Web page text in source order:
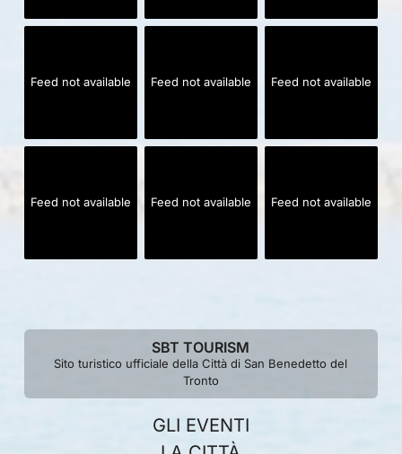
Feed not available Feed not available Feed not available
Feed not available Feed not available Feed not available
SBT TOURISM
Sito turistico ufficiale della Città di San Benedetto del
Tronto
GLI EVENTI